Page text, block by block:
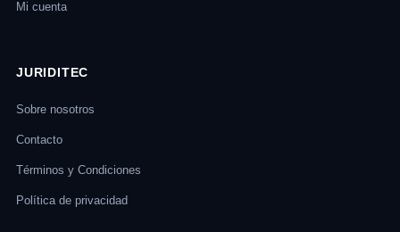
Mi cuenta
JURIDITEC
Sobre nosotros
Contacto
Términos y Condiciones
Política de privacidad